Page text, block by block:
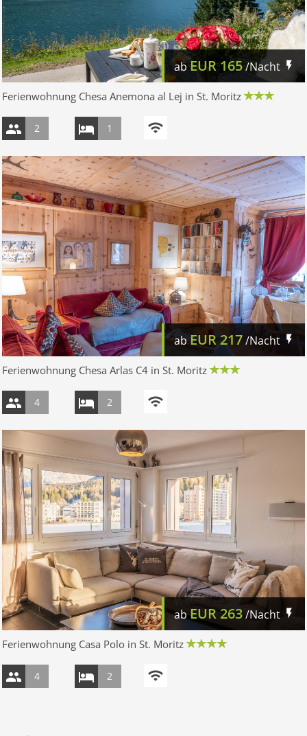
abEUR165/Nacht
Ferienwohnung Chesa Anemona al Lej in St. Moritz
2 1
abEUR217/Nacht
Ferienwohnung Chesa Arlas C4 in St. Moritz
4 2
abEUR263/Nacht
Ferienwohnung Casa Polo in St. Moritz
4 2